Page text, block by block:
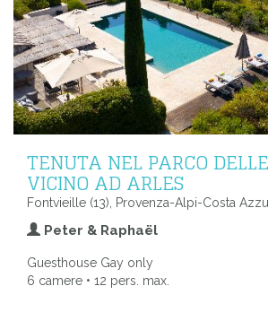
TENUTA NEL PARCO
VICINO AD ARLES
Fontvieille (13), Provenza-Alpi-Costa
Peter & Raphaël
Guesthouse Gay only
6 camere • 12 pers. max.